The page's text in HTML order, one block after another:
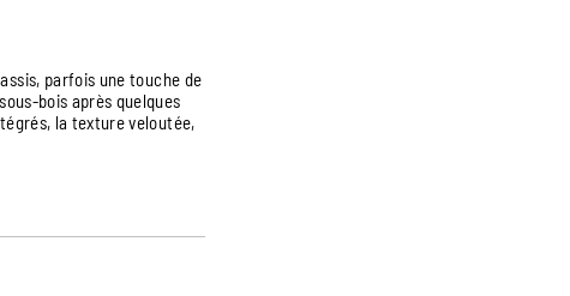
parfois une touche de
après quelques
la texture veloutée,